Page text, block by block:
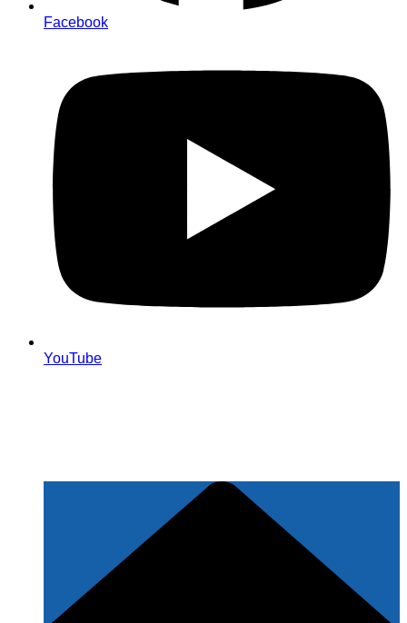
Facebook
YouTube